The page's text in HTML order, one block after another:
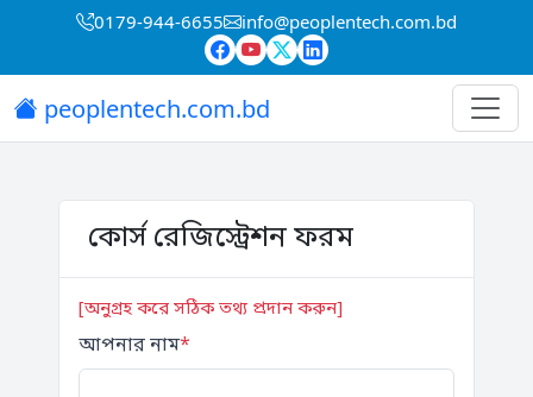
0179-944-6655 info@peoplentech.com.bd
peoplentech.com.bd
কোর্স রেজিস্ট্রেশন ফরম
[অনুগ্রহ করে সঠিক তথ্য প্রদান করুন]
আপনার নাম*